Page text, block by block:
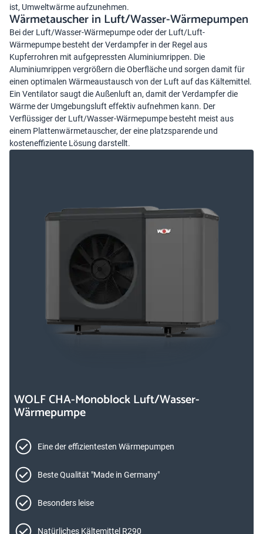
ist, Umweltwärme aufzunehmen.
Wärmetauscher in Luft/Wasser-Wärmepumpen
Bei der Luft/Wasser-Wärmepumpeoder der Luft/Luft-
Wärmepumpe besteht der Verdampfer in der Regel aus
Kupferrohren mit aufgepressten Aluminiumrippen. Die
Aluminiumrippen vergrößern die Oberfläche und sorgen damit für
einen optimalen Wärmeaustausch von der Luft auf das Kältemittel.
Ein Ventilator saugt die Außenluft an, damit der Verdampfer die
Wärme der Umgebungsluft effektiv aufnehmen kann. Der
Verflüssiger der Luft/Wasser-Wärmepumpe besteht meist aus
einem Plattenwärmetauscher, der eine platzsparende und
kosteneffiziente Lösung darstellt.
WOLF CHA-Monoblock Luft/Wasser-
Wärmepumpe
Eine der effizientesten Wärmepumpen
Beste Qualität "Made in Germany"
Besonders leise
Natürliches Kältemittel R290